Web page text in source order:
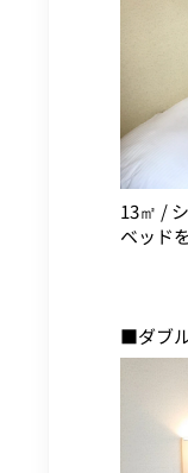
13㎡ /
ベッド
■ダブ